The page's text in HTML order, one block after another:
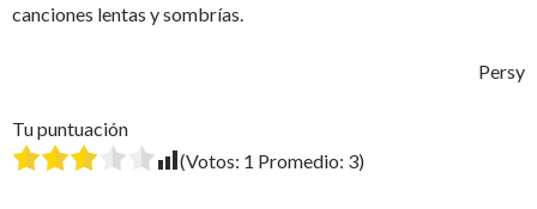
canciones lentas y sombrías.
Persy
Tu puntuación
(Votos: 1 Promedio: 3)